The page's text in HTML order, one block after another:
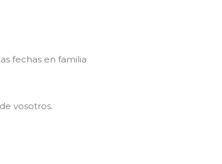
fechas en familia
vosotros.